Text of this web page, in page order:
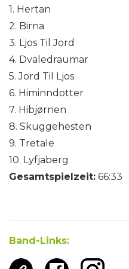
1. Hertan
2. Birna
3. Ljos Til Jord
4. Dvaledraumar
5. Jord Til Ljos
6. Himinndotter
7. Hibjørnen
8. Skuggehesten
9. Tretale
10. Lyfjaberg
Gesamtspielzeit: 66:33
Band-Links: